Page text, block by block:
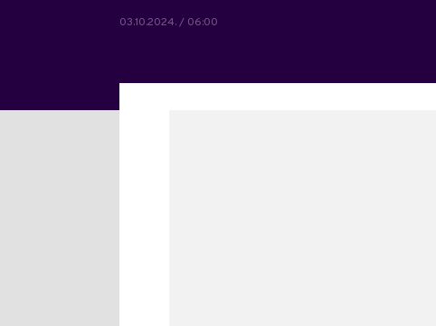
03.10.2024. / 06:00